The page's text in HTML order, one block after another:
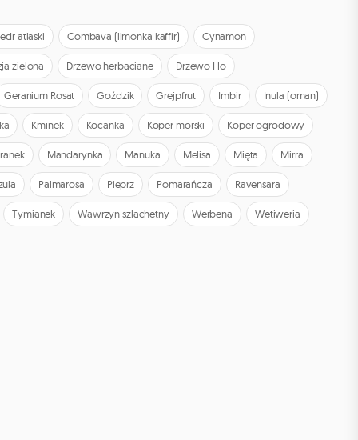
atlaski Combava (limonka kaffir) Cynamon
zielona Drzewo herbaciane Drzewo Ho
Geranium Rosat Goździk Grejpfrut Imbir Inula (oman)
Kminek Kocanka Koper morski Koper ogrodowy
Mandarynka Manuka Melisa Mięta Mirra
Palmarosa Pieprz Pomarańcza Ravensara
Tymianek Wawrzyn szlachetny Werbena Wetiweria